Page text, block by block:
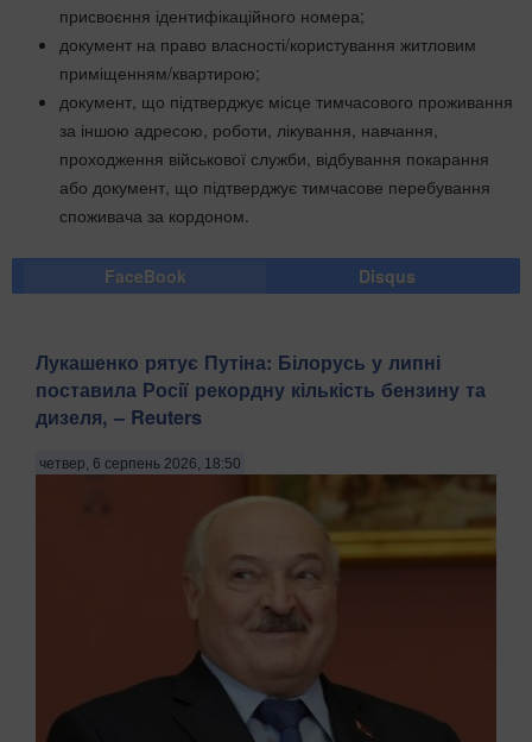
присвоєння ідентифікаційного номера;
документ на право власності/користування житловим
приміщенням/квартирою;
документ, що підтверджує місце тимчасового проживання
за іншою адресою, роботи, лікування, навчання,
проходження військової служби, відбування покарання
або документ, що підтверджує тимчасове перебування
споживача за кордоном.
FaceBook Disqus
Лукашенко рятує Путіна: Білорусь у липні
поставила Росії рекордну кількість бензину та
дизеля, – Reuters
четвер, 6 серпень 2026, 18:50